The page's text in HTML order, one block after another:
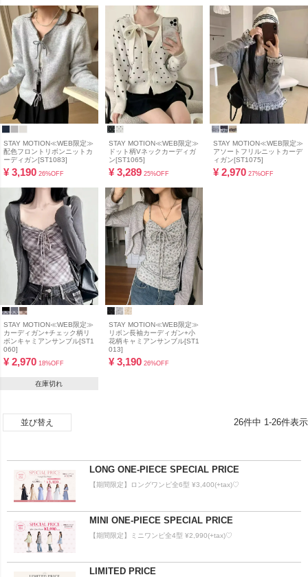
STAY MOTION≪WEB限定≫
配色フロントリボンニットカ
ーディガン[ST1083]
¥ 3,190 26%OFF
STAY MOTION≪WEB限定≫
ドット柄Vネックカーディガ
ン[ST1065]
¥ 3,289 25%OFF
STAY MOTION≪WEB限定≫
アソートフリルニットカーデ
ィガン[ST1075]
¥ 2,970 27%OFF
STAY MOTION≪WEB限定≫
カーディガン+チェック柄リ
ボンキャミアンサンブル[ST1
060]
¥ 2,970 18%OFF
在庫切れ
STAY MOTION≪WEB限定≫
リボン長袖カーディガン+小
花柄キャミアンサンブル[ST1
013]
¥ 3,190 26%OFF
並び替え 26件中 1-26件表示
LONG ONE-PIECE SPECIAL PRICE
【期間限定】ロングワンピ全6型 ¥3,400(+tax)♡
MINI ONE-PIECE SPECIAL PRICE
【期間限定】ミニワンピ全4型 ¥2,990(+tax)♡
LIMITED PRICE